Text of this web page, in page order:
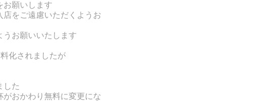
お願いします
店をご遠慮いただくようお
うお願いいたします
化されましたが
した
おかわり無料に変更にな